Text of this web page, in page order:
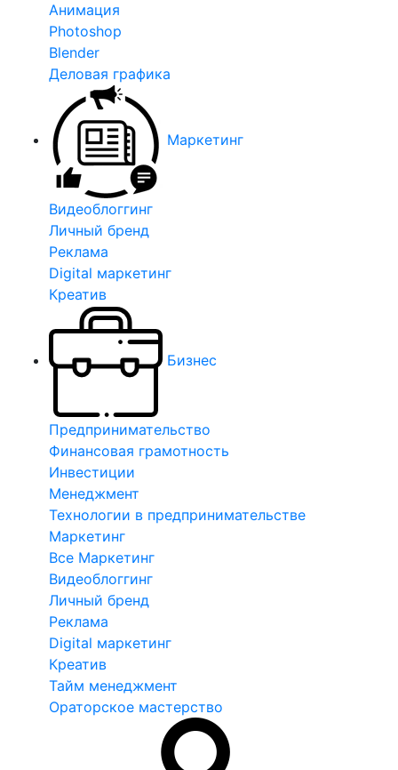
Анимация
Photoshop
Blender
Деловая графика
Маркетинг
Видеоблоггинг
Личный бренд
Реклама
Digital маркетинг
Креатив
Бизнес
Предпринимательство
Финансовая грамотность
Инвестиции
Менеджмент
Технологии в предпринимательстве
Маркетинг
Все Маркетинг
Видеоблоггинг
Личный бренд
Реклама
Digital маркетинг
Креатив
Тайм менеджмент
Ораторское мастерство